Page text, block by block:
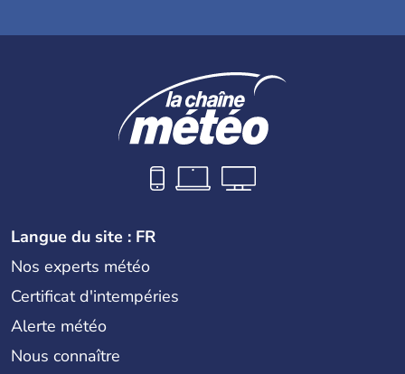
Langue du site : FR
Nos experts météo
Certificat d'intempéries
Alerte météo
Nous connaître